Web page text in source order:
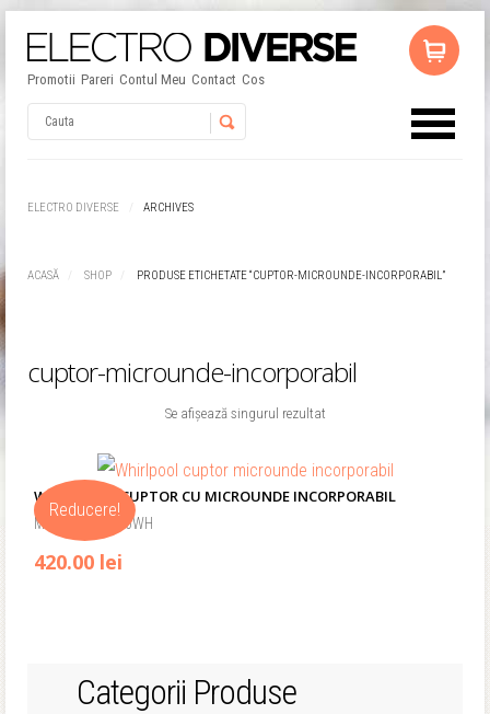
Promotii Pareri Contul Meu Contact Cos
ELECTRO DIVERSE ARCHIVES
ACASĂ SHOP PRODUSE ETICHETATE “CUPTOR-MICROUNDE-INCORPORABIL”
cuptor-microunde-incorporabil
Se afișează singurul rezultat
Reducere!
WHIRLPOOL CUPTOR CU MICROUNDE INCORPORABIL
Model: AMW496WH
420.00 lei
Categorii Produse
Username